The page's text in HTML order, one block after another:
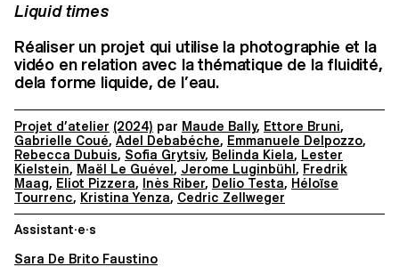
Liquid times
Réaliser un projet qui utilise la photographie et la
vidéo en relation avec la thématique de la fluidité,
dela forme liquide, de l’eau.
Projet d’atelier (2024) par Maude Bally, Ettore Bruni,
Gabrielle Coué, Adel Debabéche, Emmanuele Delpozzo,
Rebecca Dubuis, Sofia Grytsiv, Belinda Kiela, Lester
Kielstein, Maël Le Guével , Jerome Luginbühl , Fredrik
Maag, Eliot Pizzera, Inès Riber, Delio Testa, Héloïse
Tourrenc, Kristina Yenza, Cedric Zellweger
Assistant·e·s
Sara De Brito Faustino